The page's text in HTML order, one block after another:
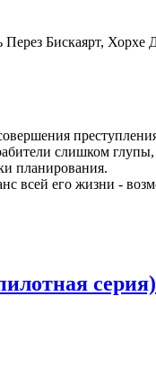
Бискаярт, Хорхе
слишком
планирования.
всей его жизни -